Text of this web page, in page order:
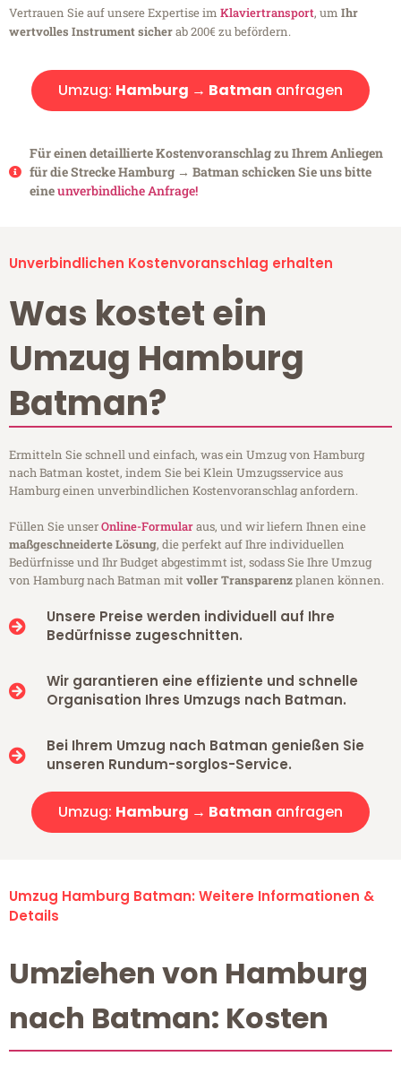
Vertrauen Sie auf unsere Expertise im Klaviertransport, um Ihr
wertvolles Instrument sicherab 200€ zu befördern.
Umzug: Hamburg → Batman anfragen
Für einen detaillierte Kostenvoranschlag zu Ihrem Anliegen
für die Strecke Hamburg → Batman schicken Sie uns bitte
eineunverbindliche Anfrage!
Unverbindlichen Kostenvoranschlag erhalten
Was kostet ein
Umzug Hamburg
Batman?
Ermitteln Sie schnell und einfach, was ein Umzug von Hamburg
nach Batman kostet, indem Sie bei Klein Umzugsservice aus
Hamburg einen unverbindlichen Kostenvoranschlag anfordern.
Füllen Sie unserOnline-Formularaus, und wir liefern Ihnen eine
maßgeschneiderte Lösung, die perfekt auf Ihre individuellen
Bedürfnisse und Ihr Budget abgestimmt ist, sodass Sie Ihre Umzug
von Hamburg nach Batman mitvoller Transparenzplanen können.
Unsere Preise werden individuell auf Ihre
Bedürfnisse zugeschnitten.
Wir garantieren eine effiziente und schnelle
Organisation Ihres Umzugs nach Batman.
Bei Ihrem Umzug nach Batman genießen Sie
unseren Rundum-sorglos-Service.
Umzug: Hamburg → Batman anfragen
Umzug Hamburg Batman: Weitere Informationen &
Details
Umziehen von Hamburg
nach Batman: Kosten